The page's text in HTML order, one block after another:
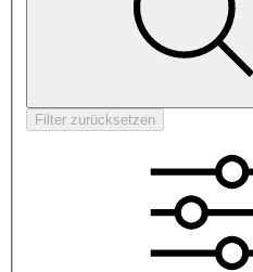
Filter zurücksetzen